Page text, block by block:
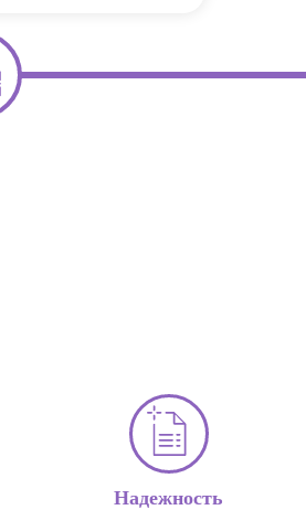
Надежность